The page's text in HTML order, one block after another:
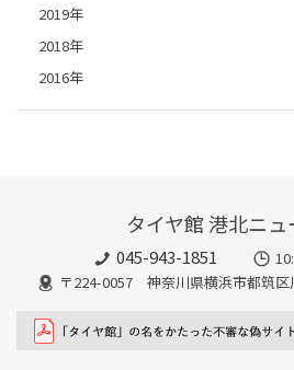
2019年
2018年
2016年
タイヤ館 港北ニ
045-943-1851
〒224-0057 神奈川県横浜市都筑区